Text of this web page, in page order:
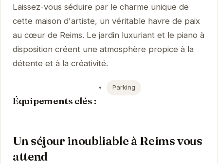
Laissez-vous séduire par le charme unique de
cette maison d'artiste, un véritable havre de paix
au cœur de Reims. Le jardin luxuriant et le piano à
disposition créent une atmosphère propice à la
détente et à la créativité.
Équipements clés :
Parking
Un séjour inoubliable à Reims vous
attend